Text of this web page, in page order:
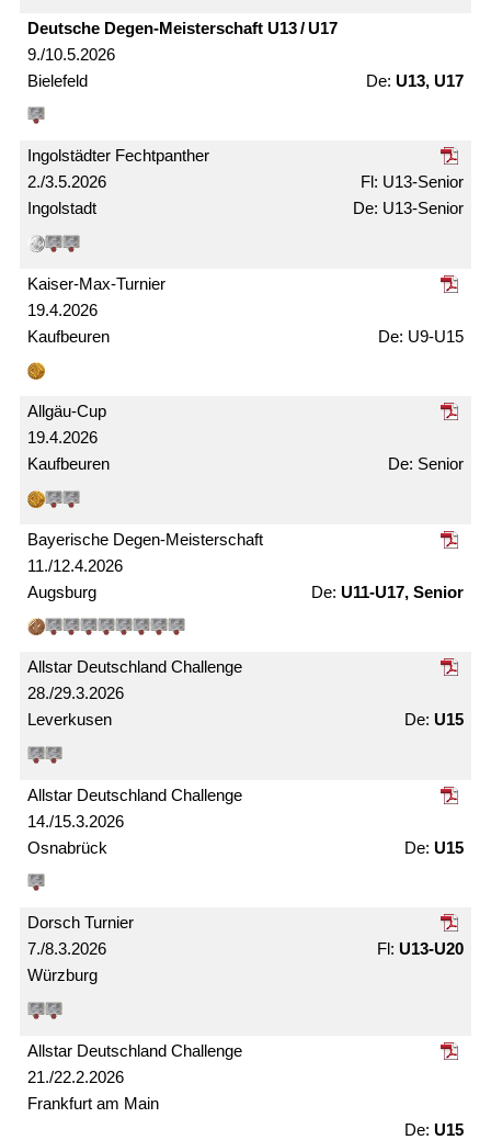
9./10.5.2026
Deutsche Degen-Meister­schaft U13 / U17
Bielefeld U13, U17
2./3.5.2026
Ingolstädter Fechtpanther
Ingolstadt
U13-Senior
U13-Senior
19.4.2026
Kaiser-Max-Turnier
Kaufbeuren U9-U15
19.4.2026
Allgäu-Cup
Kaufbeuren Senior
11./12.4.2026
Bayerische Degen-Meister­schaft
Augsburg U11-U17, Senior
28./29.3.2026
Allstar Deutschland Challenge
Leverkusen U15
14./15.3.2026
Allstar Deutschland Challenge
Osnabrück U15
7./8.3.2026
Dorsch Turnier
Würzburg
U13-U20
21./22.2.2026
Allstar Deutschland Challenge
Frankfurt am Main
U15